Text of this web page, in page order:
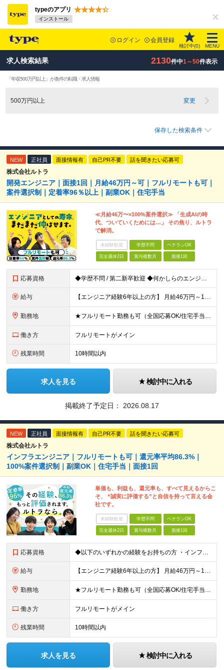
typeのアプリ
インストール
ログイン 会員登録
検討中(0) MENU
求人検索結果 2130件中1～50件表示
「年収500万円以上」が条件の転職・求人情報
500万円以上 変更
保存した検索条件
NEW 正社員 面接情報有 自己PR不要 話を聞きたい応募可
株式会社ルトラ
開発エンジニア｜面接1回｜月給46万円～可｜フルリモートも可｜
案件選択制｜定着率96％以上｜副業OK｜住宅手当
≪月給46万〜×100%案件選択≫ 「生成AIの時
代、ついていくためには…」 その焦り、ルトラ
で解消。
未経験歓迎 学歴不問 ベテランOK
完全週休2日 賞与複数月 面接1回
応募資格 ◆学歴不問 / 第二新卒歓迎 ◆何かしらのエンジニア経験をお持ちの方 （言語・期間・フェーズ不問） 経験浅めの方も遠慮なくご応募ください！ ■入社前Q＆A ────── ◎実力に見合った報酬が手に
給与 【エンジニア経験6年以上の方】 月給46万円～100万円（固定残業代含む） ※上記月給には月30時間分の固定残業代（月8万7,400円～月19万円）を含む。超過分は全額支給。 【エンジニア経験4年以
勤務地 ★フルリモート勤務も可（全国応募OK/住宅手当を支給します） ※案件によって常駐が必要になる場合があります。 ※希望がない限り、転勤はありません ※U・Iターン歓迎 ★ルトラの社員は全国各地で活躍中
働き方 フルリモートがメイン
残業時間 10時間以内
求人を見る 検討中に入れる
掲載終了予定日： 2026.08.17
NEW 正社員 面接情報有 自己PR不要 話を聞きたい応募可
株式会社ルトラ
インフラエンジニア｜フルリモートも可｜還元率平均86.3%｜
100%案件選択制｜副業OK｜住宅手当｜面接1回
単価も、利益も、還元率も、すべて見えるからこ
そ、 “誠実に評価する”と自信を持って言える会
社です。
未経験歓迎 学歴不問 ベテランOK
完全週休2日 賞与複数月 面接1回
応募資格 ◆以下のいずれかの経験をお持ちの方 ・インフラ設計・構築の実務経験（オンプレ/クラウドどちらもOK） ・クラウド環境下での運用保守に関する実務経験 ◆学歴不問 ＜こんな方は特に歓迎します＞ ◎これま
給与 【エンジニア経験6年以上の方】 月給46万円～100万円（固定残業代含む） ※上記月給には月30時間分の固定残業代（月8万7,400円～月19万円）を含む。超過分は全額支給。 【エンジニア経験4年以
勤務地 ★フルリモート勤務も可（全国応募OK/住宅手当を支給します） ※案件によって常駐が必要になる場合があります。 ※希望がない限り、転勤はありません ※U・Iターン歓迎 ★ルトラの社員は全国各地で活躍中
働き方 フルリモートがメイン
残業時間 10時間以内
求人を見る 検討中に入れる